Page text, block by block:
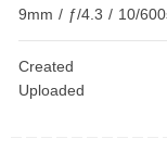
9mm / ƒ/4.3 / 10/
Created
Uploaded